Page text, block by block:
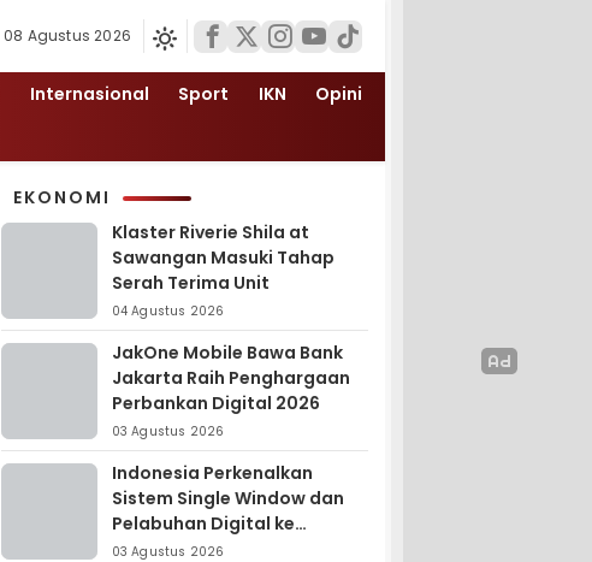
08 Agustus 2026
Internasional Sport IKN
Opini
EKONOMI
Klaster Riverie Shila at
Sawangan Masuki Tahap
Serah Terima Unit
04 Agustus 2026
JakOne Mobile Bawa Bank
Jakarta Raih Penghargaan
Perbankan Digital 2026
03 Agustus 2026
Indonesia Perkenalkan
Sistem Single Window dan
Pelabuhan Digital ke
Madagaskar
03 Agustus 2026